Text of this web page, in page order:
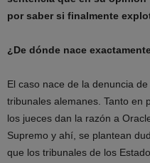
por saber si finalmente
¿De dónde nace
El caso nace de la denuncia
tribunales alemanes. Tanto en
los jueces dan la razón a
Supremo y ahí, se plantean
que los tribunales de los